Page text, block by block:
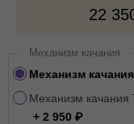
22
Механизм качания
Механизм
Механизм качания
+ 2 950